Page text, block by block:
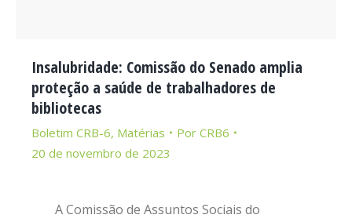
Insalubridade: Comissão do Senado amplia
proteção a saúde de trabalhadores de
bibliotecas
Boletim CRB-6, Matérias Por CRB6
20 de novembro de 2023
A Comissão de Assuntos Sociais do